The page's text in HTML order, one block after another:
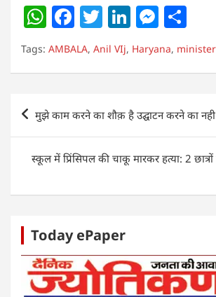
W
h
at
s
A
p
p
F
a
c
e
b
o
o
T
w
itt
er
Li
n
k
e
dI
n
M
e
ss
e
n
g
er
h
ar
e
Tags: AMBALA, Anil VIj, Haryana, minister
Post
navigation
मुझे काम करने का शौक़ है उद्घाटन करने का नही:
स्कूल में प्रिंसिपल की चाकू मारकर हत्या: 2
Today ePaper